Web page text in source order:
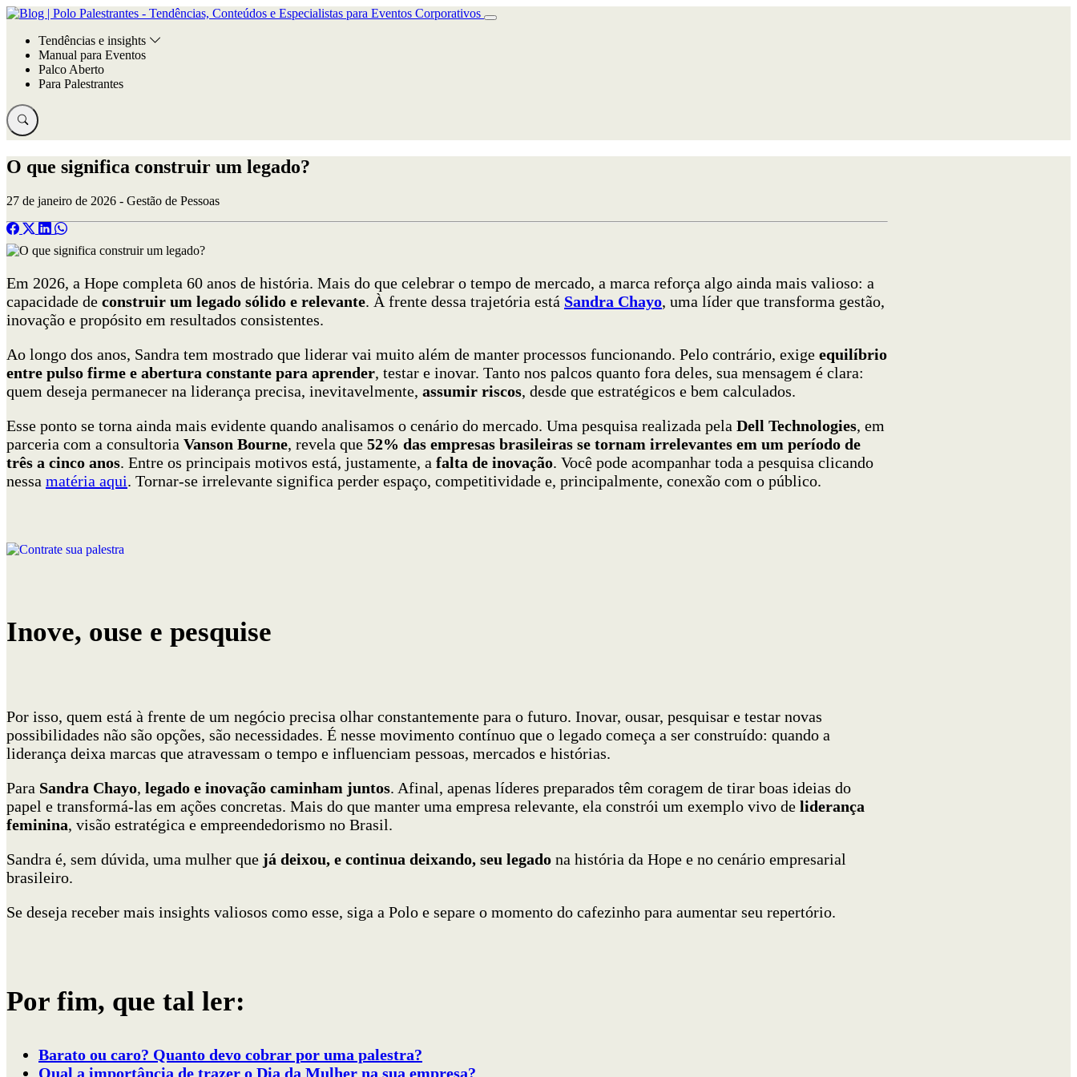
Tendências e insights
Manual para Eventos
Palco Aberto
Para Palestrantes
O que significa construir um legado?
27 de janeiro de 2026 - Gestão de Pessoas
Em 2026, a Hope completa 60 anos de história. Mais do que celebrar o tempo de mercado, a marca reforça algo ainda mais valioso: a
capacidade de construir um legado sólido e relevante. À frente dessa trajetória está Sandra Chayo, uma líder que transforma gestão,
inovação e propósito em resultados consistentes.
Ao longo dos anos, Sandra tem mostrado que liderar vai muito além de manter processos funcionando. Pelo contrário, exige equilíbrio
entre pulso firme e abertura constante para aprender, testar e inovar. Tanto nos palcos quanto fora deles, sua mensagem é clara:
quem deseja permanecer na liderança precisa, inevitavelmente, assumir riscos, desde que estratégicos e bem calculados.
Esse ponto se torna ainda mais evidente quando analisamos o cenário do mercado. Uma pesquisa realizada pela Dell Technologies, em
parceria com a consultoria Vanson Bourne, revela que 52% das empresas brasileiras se tornam irrelevantes em um período de
três a cinco anos. Entre os principais motivos está, justamente, a falta de inovação. Você pode acompanhar toda a pesquisa clicando
nessa matéria aqui. Tornar-se irrelevante significa perder espaço, competitividade e, principalmente, conexão com o público.
Inove, ouse e pesquise
Por isso, quem está à frente de um negócio precisa olhar constantemente para o futuro. Inovar, ousar, pesquisar e testar novas
possibilidades não são opções, são necessidades. É nesse movimento contínuo que o legado começa a ser construído: quando a
liderança deixa marcas que atravessam o tempo e influenciam pessoas, mercados e histórias.
Para Sandra Chayo, legado e inovação caminham juntos. Afinal, apenas líderes preparados têm coragem de tirar boas ideias do
papel e transformá-las em ações concretas. Mais do que manter uma empresa relevante, ela constrói um exemplo vivo de liderança
feminina, visão estratégica e empreendedorismo no Brasil.
Sandra é, sem dúvida, uma mulher que já deixou, e continua deixando, seu legado na história da Hope e no cenário empresarial
brasileiro.
Se deseja receber mais insights valiosos como esse, siga a Polo e separe o momento do cafezinho para aumentar seu repertório.
Por fim, que tal ler:
Barato ou caro? Quanto devo cobrar por uma palestra?
Qual a importância de trazer o Dia da Mulher na sua empresa?